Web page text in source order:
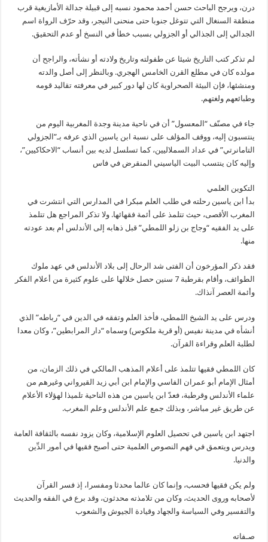
درن، ويرجح الباحث حسن أحمد محمود نسبه إلى قبيلة جدالة الأمازيغية قرب
منطقة السنغال التي تتوغل جنوبا حتى منحنى النيجر، وقد حرّف الرواة اسم
الجدالي إلى الجذالي أو الجزولي بسبب خطأ في النسخ أو عدم التحقيق.
لم تذكر كتب التاريخ شيئا عن طفولته وتاريخ ولادته أو نشأته، والراجح أن
مولده كان في مطلع القرن الخامس الهجري. وبالنظر إلى أصل والدته
ومنشئها، فإن البيئة الصحراوية كان لها دور كبير في معرفته تقاليد قومه
وطبائعهم ولغتهم.
جاء في مصنّف “المعسول” أن في ناحية مدينة وجدة المغربية اليوم من
ينتسبون إليه، ووقف المؤلف على نسبة ابن ياسين الذي عرفه بـ”الجزولي
التامانرتي” في عداد السملاليين، كما تسلسل لديه بين أنساب “الاحكاكيين”،
وإليه كان ينتسب البيت الياسيني المنقرض في فاس
التكوين العلمي
بدأ ابن ياسين رحلته في طلب العلم مبكرا في المدارس التي انتشرت في
المغرب الأقصى، حيث تتلمذ على أئمة فقهائها. ولا تذكر المراجع هل تتلمذ
على يد الفقيه “وجاج بن زلو اللمطي” قبل ذهابه إلى الأندلس أم بعد عودته
منها.
فقد ذكر المؤرخون أن الفتى شد الرحال إلى بلاد الأندلس في عهد ملوك
الطوائف، وأقام بقرطبة 7 سنين حصل خلالها على علوم كثيرة من أعلام الفكر
وأئمة العصر آنذاك.
ودرس على يد الشيخ اللمطي، فأخذ العلم وتفقه في الدين في “رباطه” الذي
أنشأه في مدينة نفيس (أو قرية ملكوس) وسماه “دار المرابطين”، وكان معدا
لطلبة العلم وقراءة القرآن.
كان اللمطي فقيها تتلمذ على أعلام المذهب المالكي في ذلك الزمان، من
أمثال الإمام أبو عمران الفاسي والإمام ابن أبي زيد القيرواني وغيرهم من
علماء الأندلس وقرطبة، فعدّ ابن ياسين من هذه الناحية تلميذا لهؤلاء الأعلام
عن طريق غير مباشر، وبذلك جمع علم الأندلس وعلم المغرب.
اجتهد ابن ياسين في تحصيل العلوم الإسلامية، وكان يزود نفسه بالثقافة العامة
ويدرس ويتعمق في فهم النصوص العلمية حتى أصبح فقيها في أمور الدِّين
والدنيا.
ولم يكن فقيها فحسب، وإنما كان عالما محدثا ومفسرا، إذ فسر القرآن
لأصحابه وروى الحديث، وكان من تلامذته محدثون، وقد برع في الفقه والحديث
والتفسير وفي السياسة والجهاد وقيادة الجيوش والشعوب
صـفاته